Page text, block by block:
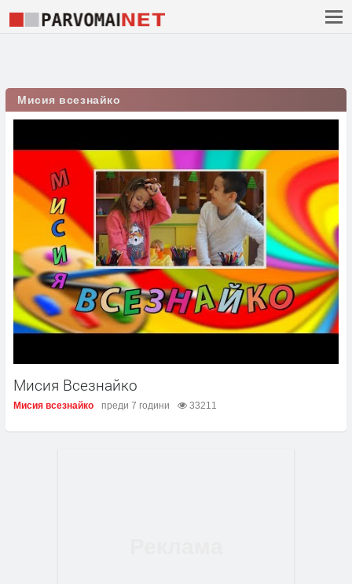
Мисия всезнайко
Мисия Всезнайко
Мисия всезнайко преди 7 години 33211